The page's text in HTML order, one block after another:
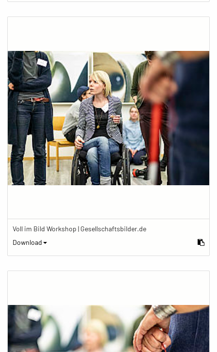
Voll im Bild Workshop | Gesellschaftsbilder.de
Download